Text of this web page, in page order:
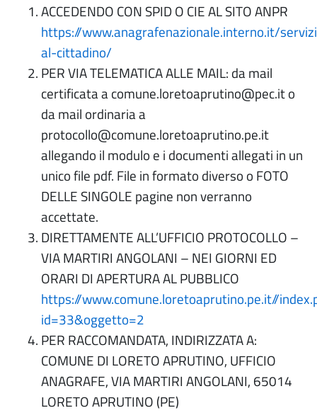
ACCEDENDO CON SPID O CIE AL SITO ANPR
https://www.anagrafenazionale.interno.it/
al-cittadino/
PER VIA TELEMATICA ALLE MAIL: da mail
certificata a comune.loretoaprutino@pec.it o
da mail ordinaria a
protocollo@comune.loretoaprutino.pe.it
allegando il modulo e i documenti allegati in un
unico file pdf. File in formato diverso o FOTO
DELLE SINGOLE pagine non verranno
accettate.
DIRETTAMENTE ALL’UFFICIO PROTOCOLLO –
VIA MARTIRI ANGOLANI – NEI GIORNI ED
ORARI DI APERTURA AL PUBBLICO
https://www.comune.loretoaprutino.pe.it//
id=33&oggetto=2
PER RACCOMANDATA, INDIRIZZATA A:
COMUNE DI LORETO APRUTINO, UFFICIO
ANAGRAFE, VIA MARTIRI ANGOLANI, 65014
LORETO APRUTINO (PE)